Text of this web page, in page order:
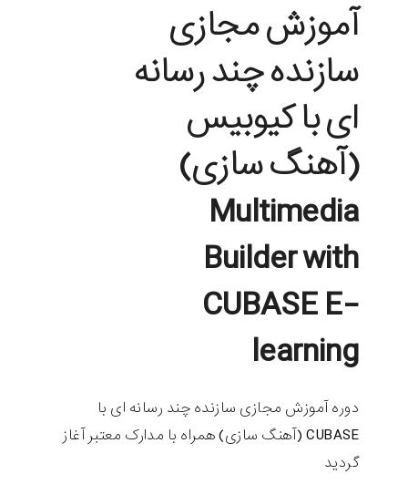
آموزش مجازی
سازنده چند رسانه
ای با کیوبیس
(آهنگ سازی)
Multimedia
Builder with
CUBASE E-
learning
دوره آموزش مجازی سازنده چند رسانه ای با
CUBASE (آهنگ سازی) همراه با مدارک معتبر آغاز
گردید